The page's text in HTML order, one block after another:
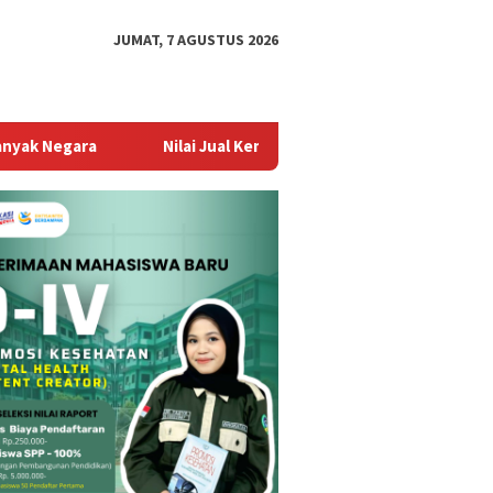
JUMAT, 7 AGUSTUS 2026
Nilai Jual Kembali Stabil Jadi Alasan Utama Tingginya